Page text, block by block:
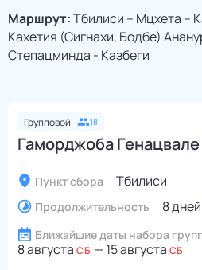
Маршрут:Тбилиси – Мцхета –
Кахетия (Сигнахи, Бодбе)
Степацминда - Казбеги
Групповой 18
Гаморджоба Генацвале
Пункт сбора Тбилиси
Продолжительность 8
Ближайшие даты набора
8 августа СБ —15 августа СБ